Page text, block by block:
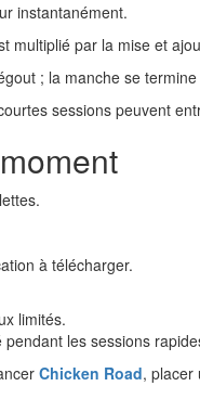
instantanément.
multiplié par la mise et
; la manche se
sessions peuvent
à télécharger.
limités.
les sessions
Chicken Road, placer